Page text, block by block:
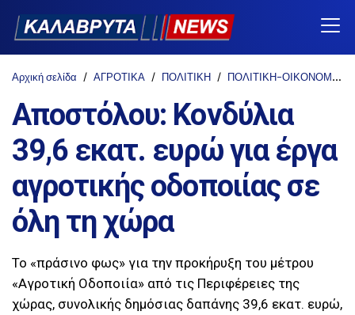
Αρχική σελίδα ΑΓΡΟΤΙΚΑ ΠΟΛΙΤΙΚΗ ΠΟΛΙΤΙΚΗ-ΟΙΚΟΝΟΜΙΑ-ΚΟΙΝΩΝΙΑ
Αποστόλου: Κονδύλια
39,6 εκατ. ευρώ για έργα
αγροτικής οδοποιίας σε
όλη τη χώρα
Το «πράσινο φως» για την προκήρυξη του μέτρου
«Αγροτική Οδοποιία» από τις Περιφέρειες της
χώρας, συνολικής δημόσιας δαπάνης 39,6 εκατ. ευρώ,